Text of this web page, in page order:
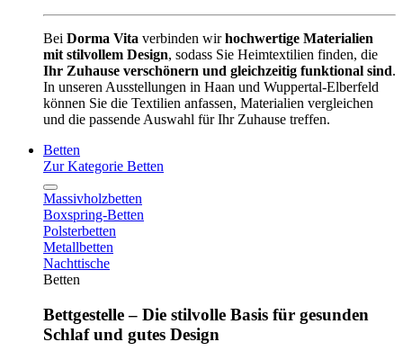
Bei Dorma Vita verbinden wirhochwertige Materialien
mit stilvollem Design, sodass Sie Heimtextilien finden, die
Ihr Zuhause verschönern und gleichzeitig funktional sind.
In unseren Ausstellungen in Haan und Wuppertal-Elberfeld
können Sie die Textilien anfassen, Materialien vergleichen
und die passende Auswahl für Ihr Zuhause treffen.
Betten
Zur Kategorie Betten
Massivholzbetten
Boxspring-Betten
Polsterbetten
Metallbetten
Nachttische
Betten
Bettgestelle – Die stilvolle Basis für gesunden
Schlaf und gutes Design